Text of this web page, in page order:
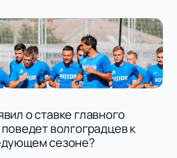
о ставке главного
волгоградцев к
сезоне?